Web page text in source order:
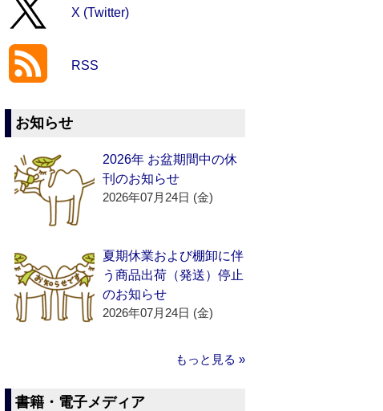
X (Twitter)
RSS
お知らせ
2026年 お盆期間中の休
刊のお知らせ
2026年07月24日 (金)
夏期休業および棚卸に伴
う商品出荷（発送）停止
のお知らせ
2026年07月24日 (金)
もっと見る »
書籍・電子メディア